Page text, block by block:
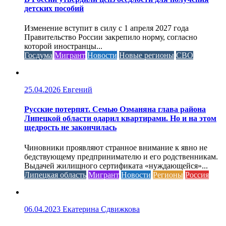
детских пособий
Изменение вступит в силу с 1 апреля 2027 года
Правительство России закрепило норму, согласно
которой иностранцы...
Госдума Мигрант Новости Новые регионы СВО
25.04.2026 Евгений
Русские потерпят. Семью Озманяна глава района
Липецкой области одарил квартирами. Но и на этом
щедрость не закончилась
Чиновники проявляют странное внимание к явно не
бедствующему предпринимателю и его родственникам.
Выдачей жилищного сертификата «нуждающейся»...
Липецкая область Мигрант Новости Регионы Россия
06.04.2023 Екатерина Сдвижкова